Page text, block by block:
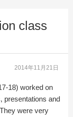
class
2014年11月21日
18) worked on
presentations and
were very